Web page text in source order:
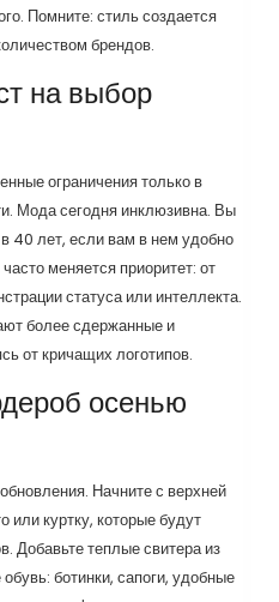
Помните: стиль создается
брендов.
на выбор
ограничения только в
Мода сегодня инклюзивна. Вы
40 лет, если вам в нем удобно
меняется приоритет: от
статуса или интеллекта.
более сдержанные и
от кричащих логотипов.
осенью
Начните с верхней
или куртку, которые будут
Добавьте теплые свитера из
ботинки, сапоги, удобные